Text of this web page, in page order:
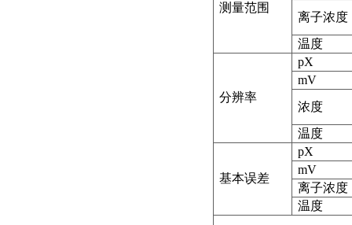
测量范围
离子浓度
温度
分辨率
pX
mV
浓度
温度
基本误差
pX
mV
离子浓度
温度